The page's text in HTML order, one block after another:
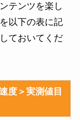
テンツを楽し
以下の表に記
ておいてくだ
度＞実測値目